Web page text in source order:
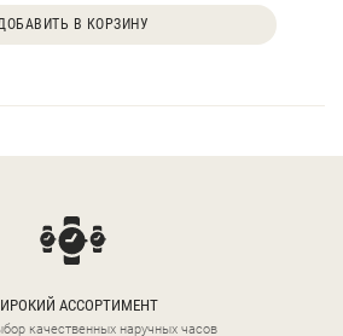
В КОРЗИНУ
АССОРТИМЕНТ
качественных наручных часов